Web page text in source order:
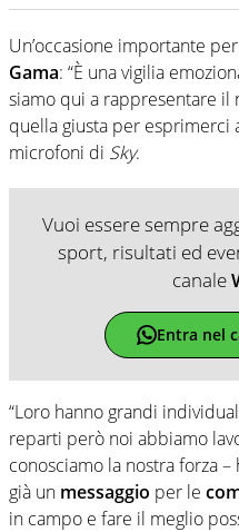
Un’occasione importante
Gama: “È una vigilia
siamo qui a rappresentare il
quella giusta per esprimerci
microfoni di Sky.
Vuoi essere sempre
sport, risultati ed
canale
Entra nel
“Loro hanno grandi
reparti però noi abbiamo
conosciamo la nostra forza –
già un messaggio per le
in campo e fare il meglio